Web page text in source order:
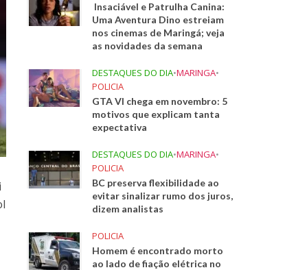
Insaciável e Patrulha Canina:
Uma Aventura Dino estreiam
nos cinemas de Maringá; veja
as novidades da semana
DESTAQUES DO DIA•MARINGA•
POLICIA
GTA VI chega em novembro: 5
motivos que explicam tanta
expectativa
DESTAQUES DO DIA•MARINGA•
POLICIA
BC preserva flexibilidade ao
evitar sinalizar rumo dos juros,
dizem analistas
POLICIA
Homem é encontrado morto
ao lado de fiação elétrica no